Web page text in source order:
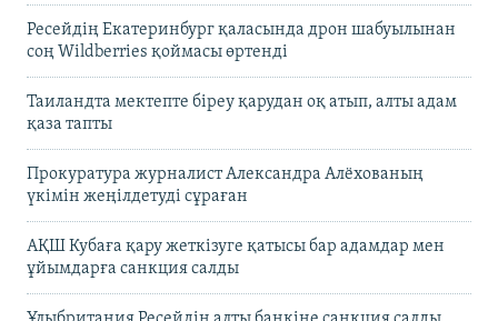
Ресейдің Екатеринбург қаласында дрон шабуылынан
соң Wildberries қоймасы өртенді
Таиландта мектепте біреу қарудан оқ атып, алты адам
қаза тапты
Прокуратура журналист Александра Алёхованың
үкімін жеңілдетуді сұраған
АҚШ Кубаға қару жеткізуге қатысы бар адамдар мен
ұйымдарға санкция салды